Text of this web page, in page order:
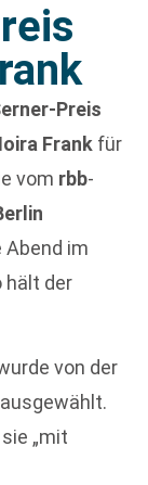
Preis
Frank für
vom rbb-
im
hält der
von der
„mit